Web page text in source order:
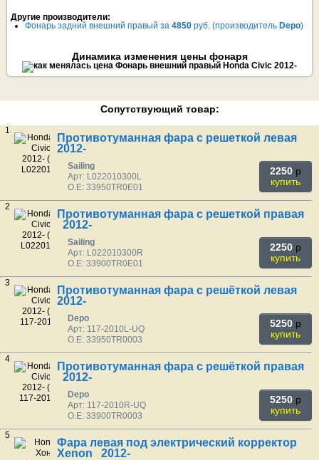
Другие производители:
Фонарь задний внешний правый за 4850 руб. (производитель Depo)
Динамика изменения цены фонаря
Сопутствующий товар:
1
Противотуманная фара с решеткой левая
2012-
Sailing
Арт: L022010300L
O.E: 33950TR0E01
2250 p
купить
2
Противотуманная фара с решеткой правая
2012-
Sailing
Арт: L022010300R
O.E: 33900TR0E01
2250 p
купить
3
Противотуманная фара с решёткой левая
2012-
Depo
Арт: 117-2010L-UQ
O.E: 33950TR0003
5250 p
купить
4
Противотуманная фара с решёткой правая
2012-
Depo
Арт: 117-2010R-UQ
O.E: 33900TR0003
5250 p
купить
5
Фара левая под электрический корректор
Xenon 2012-